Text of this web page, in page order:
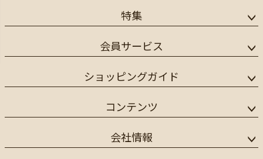
特集
会員サービス
ショッピングガイド
コンテンツ
会社情報